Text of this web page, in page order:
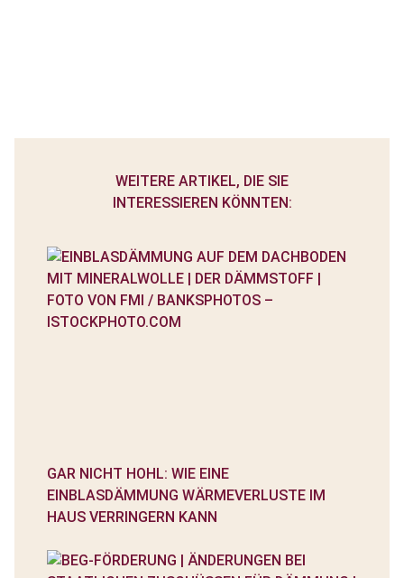
WEITERE ARTIKEL, DIE SIE
INTERESSIEREN KÖNNTEN:
GAR NICHT HOHL: WIE EINE
EINBLASDÄMMUNG WÄRMEVERLUSTE IM
HAUS VERRINGERN KANN